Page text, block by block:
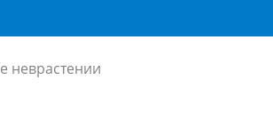
неврастении